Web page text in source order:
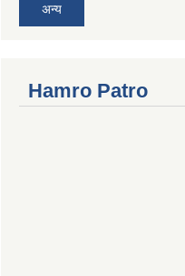
अन्य
Hamro Patro